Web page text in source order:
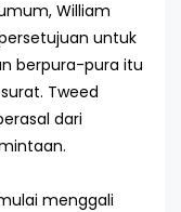
William
untuk
berpura-pura itu
Tweed
dari
menggali